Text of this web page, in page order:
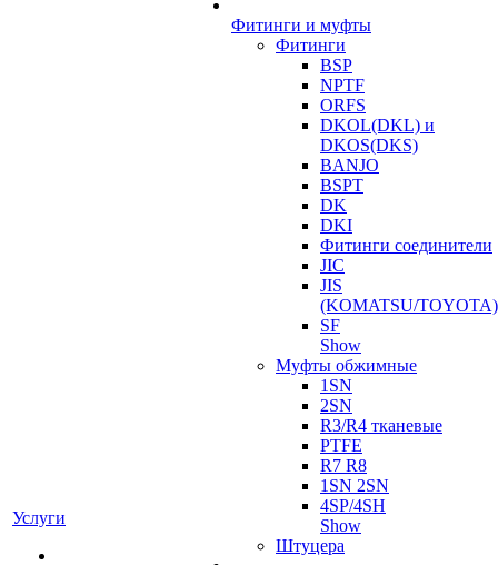
Услуги
Фитинги и муфты
Фитинги
BSP
NPTF
ORFS
DKOL(DKL) и
DKOS(DKS)
BANJO
BSPT
DK
DKI
Фитинги соединители
JIC
JIS
(KOMATSU/TOYOTA)
SF
Show
Муфты обжимные
1SN
2SN
R3/R4 тканевые
PTFE
R7 R8
1SN 2SN
4SP/4SH
Show
Штуцера